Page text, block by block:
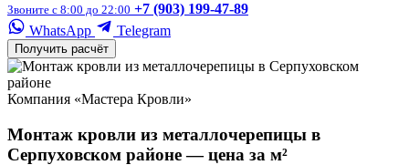
Звоните с 8:00 до 22:00 +7 (903) 199-47-89
WhatsApp
Telegram
Получить расчёт
Компания «Мастера Кровли»
Монтаж кровли из металлочерепицы в
Серпуховском районе — цена за м²